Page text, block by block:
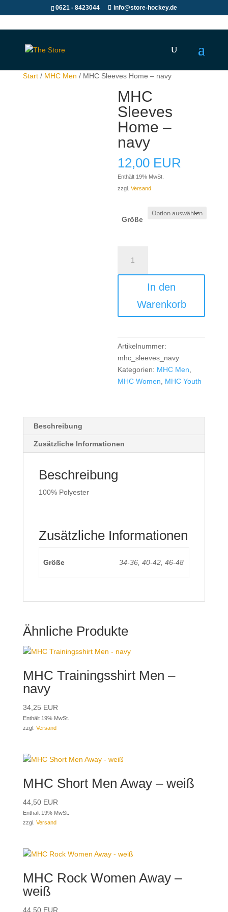
0621 - 8423044 info@store-hockey.de
Start/ MHC Men / MHC Sleeves Home – navy
MHC
Sleeves
Home –
navy
12,00 EUR
Enthält 19% MwSt.
zzgl.Versand
Größe
Sleeves
Home
Menge
In den
Warenkorb
Artikelnummer:
mhc_sleeves_navy
Kategorien: MHC Men
MHC Women
MHC Youth
Beschreibung
Zusätzliche Informationen
Beschreibung
100% Polyester
Zusätzliche Informationen
Größe 34-36, 40-42, 46-48
Ähnliche Produkte
MHC Trainingsshirt Men –
navy
34,25 EUR
Enthält 19% MwSt.
zzgl. Versand
MHC Short Men Away – weiß
44,50EUR
Enthält 19% MwSt.
zzgl. Versand
MHC Rock Women Away –
weiß
44,50EUR